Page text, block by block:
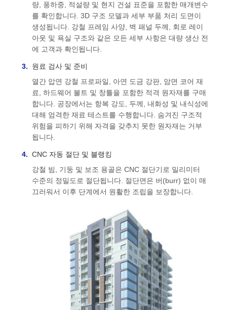
량, 풍하중, 적설량 및 현지 건설 표준을 포함한 매개변수
를 확인합니다. 3D 구조 모델과 세부 부품 처리 도면이
생성됩니다. 강철 프레임 사양, 벽 패널 두께, 회로 레이
아웃 및 욕실 구조와 같은 모든 세부 사항은 대량 생산 전
에 고객과 확인됩니다.
원료 검사 및 준비
열간 압연 강철 프로파일, 아연 도금 강판, 암면 코어 재
료, 하드웨어 볼트 및 창틀을 포함한 적격 원자재를 구매
합니다. 공장에서는 항복 강도, 두께, 내화성 및 내식성에
대해 엄격한 재료 테스트를 수행합니다. 숨겨진 구조적
위험을 피하기 위해 자격을 갖추지 못한 원자재는 거부
됩니다.
CNC 자동 절단 및 블랭킹
강철 빔, 기둥 및 보조 용골은 CNC 절단기로 밀리미터
수준의 정밀도로 절단됩니다. 절단면은 버(burr) 없이 매
끄러워서 이후 단계에서 원활한 조립을 보장합니다.